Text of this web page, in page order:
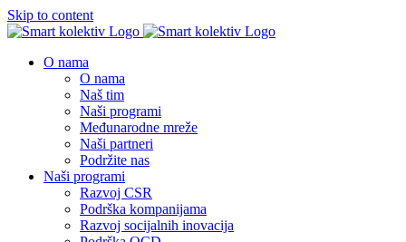
Skip to content
O nama
O nama
Naš tim
Naši programi
Međunarodne mreže
Naši partneri
Podržite nas
Naši programi
Razvoj CSR
Podrška kompanijama
Razvoj socijalnih inovacija